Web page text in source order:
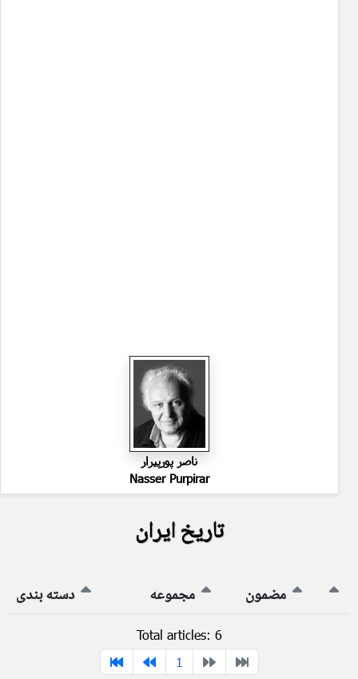
ناصر پورپیرار
Nasser Purpirar
تاریخ ایران
مضمون مجموعه دسته بندی
Total articles: 6
1